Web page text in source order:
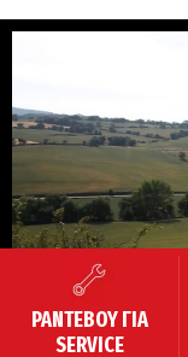
00:00
ΡΑΝΤΕΒΟΥ ΓΙΑ
SERVICE